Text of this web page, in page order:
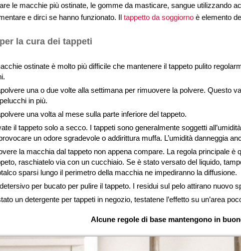
le macchie più ostinate, le gomme da masticare, sangue utilizzando
e dirci se hanno funzionato. Il tappetto da soggiorno è elemento
la cura dei tappeti
ostinate è molto più difficile che mantenere il tappeto pulito
una o due volte alla settimana per rimuovere la polvere. Questo
in più.
una volta al mese sulla parte inferiore del tappeto.
il tappeto solo a secco. I tappeti sono generalmente soggetti
un odore sgradevole o addirittura muffa. L’umidità danneggia
la macchia dal tappeto non appena compare. La regola principale
raschiatelo via con un cucchiaio. Se è stato versato del liquido,
sparsi lungo il perimetro della macchia ne impediranno la diffusione.
per bucato per pulire il tappeto. I residui sul pelo attirano nuovo
un detergente per tappeti in negozio, testatene l’effetto su un’area
Alcune regole di base mantengono in